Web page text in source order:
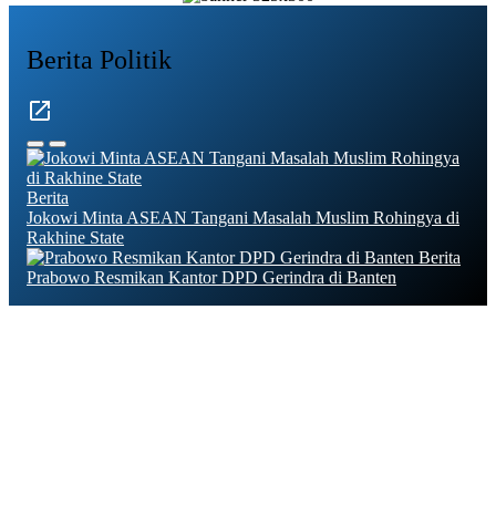
Berita Politik
Berita
Jokowi Minta ASEAN Tangani Masalah Muslim Rohingya di
Rakhine State
Berita
Prabowo Resmikan Kantor DPD Gerindra di Banten